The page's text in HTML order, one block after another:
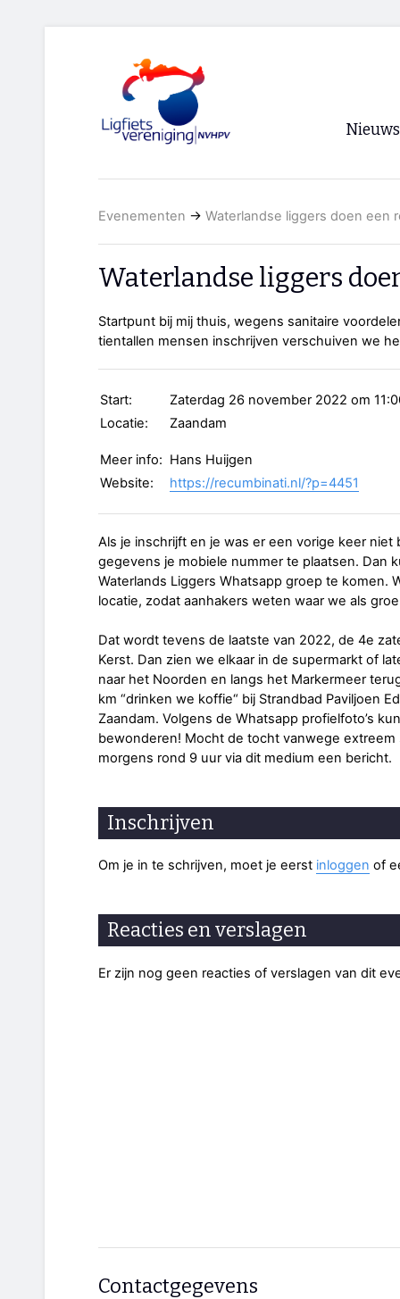
Nieuws
Evenementen → Waterlandse liggers doen een
Waterlandse liggers
Startpunt bij mij thuis, wegens sanitaire
tientallen mensen inschrijven verschuiven we
Start:
Zaterdag 26 november 2022 om
Locatie:
Zaandam
Meer info: Hans Huijgen
Website:
https://recumbinati.nl/?p=4451
Als je inschrijft en je was er een vorige keer
gegevens je mobiele nummer te plaatsen. Dan
Waterlands Liggers Whatsapp groep te komen.
locatie, zodat aanhakers weten waar we als
Dat wordt tevens de laatste van 2022, de 4e
Kerst. Dan zien we elkaar in de supermarkt of
naar het Noorden en langs het Markermeer
km “drinken we koffie“ bij Strandbad Paviljoen
Zaandam. Volgens de Whatsapp profielfoto’s
bewonderen! Mocht de tocht vanwege extreem
morgens rond 9 uur via dit medium een bericht.
Inschrijven
Om je in te schrijven, moet je eerst inloggen of
Reacties en verslagen
Er zijn nog geen reacties of verslagen van dit
Contactgegevens